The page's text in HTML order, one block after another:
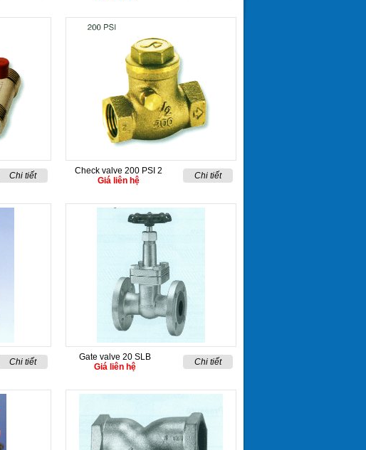
Chi tiết
Check valve 200 PSI 2
Giá liên hệ
Chi tiết
Chi tiết
Gate valve 20 SLB
Giá liên hệ
Chi tiết